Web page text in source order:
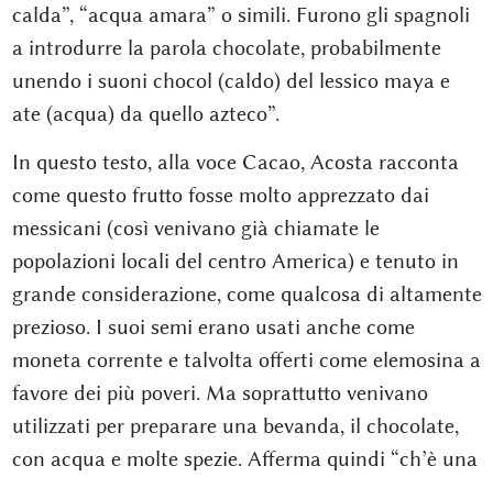
calda”, “acqua amara” o simili. Furono gli spagnoli
a introdurre la parola chocolate, probabilmente
unendo i suoni chocol (caldo) del lessico maya e
ate (acqua) da quello azteco”.
In questo testo, alla voce Cacao, Acosta racconta
come questo frutto fosse molto apprezzato dai
messicani (così venivano già chiamate le
popolazioni locali del centro America) e tenuto in
grande considerazione, come qualcosa di altamente
prezioso. I suoi semi erano usati anche come
moneta corrente e talvolta offerti come elemosina a
favore dei più poveri. Ma soprattutto venivano
utilizzati per preparare una bevanda, il chocolate,
con acqua e molte spezie. Afferma quindi “ch’è una